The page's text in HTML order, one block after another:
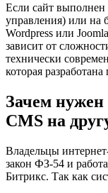
Если сайт
управления) или на
Wordpress или
зависит от
технически
которая
Зачем нужен
CMS на
Владельцы
закон ФЗ-54 и
Битрикс. Так как